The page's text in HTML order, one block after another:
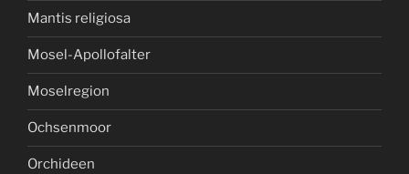
Mantis religiosa
Mosel-Apollofalter
Moselregion
Ochsenmoor
Orchideen